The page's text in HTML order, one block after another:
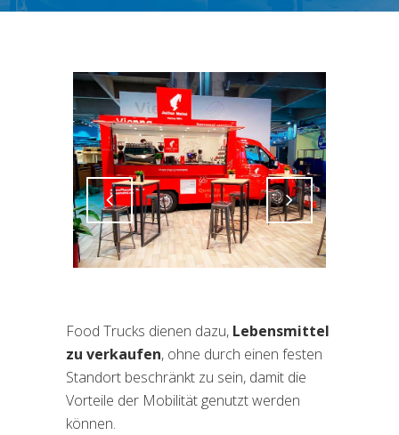
Attiva comando Attiva comando
Food Trucks dienen dazu, Lebensmittel
zu verkaufen, ohne durch einen festen
Standort beschränkt zu sein, damit die
Vorteile der Mobilität genutzt werden
können.